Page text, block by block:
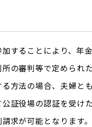
することにより、年
の審判等で定めら
方法の場合、夫婦と
証役場の認証を受け
求が可能となります。